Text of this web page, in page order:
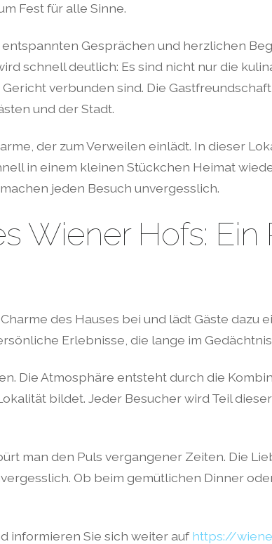
Fest für alle Sinne.
Gesprächen und herzlichen
schnell deutlich: Es sind nicht nur die
verbunden sind. Die
und der Stadt.
der zum Verweilen einlädt. In dieser
in einem kleinen Stückchen Heimat
jeden Besuch unvergesslich.
Wiener Hofs:
des Hauses bei und lädt Gäste dazu
Erlebnisse, die lange im
Die Atmosphäre entsteht durch die
bildet. Jeder Besucher wird Teil
man den Puls vergangener Zeiten. Die
Ob beim gemütlichen Dinner
informieren Sie sich weiter aufhttps://